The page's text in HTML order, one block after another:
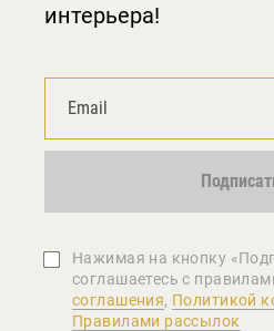
интерьера!
Нажимая на кнопку
соглашаетеcь с
соглашения, Политикой
Правилами рассылок